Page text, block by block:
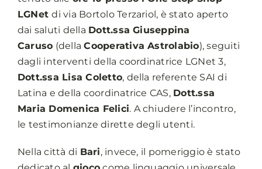
LGNetdi via Bortolo Terzariol, è stato aperto
dai saluti della Dott.ssa Giuseppina
Caruso (dellaCooperativa Astrolabio), seguiti
dagli interventi della coordinatrice LGNet 3,
Dott.ssa Lisa Coletto, della referente SAI di
Latina e della coordinatrice CAS, Dott.ssa
Maria Domenica Felici. A chiudere l’incontro,
le testimonianze dirette degli utenti.
Nella città di Bari, invece, il pomeriggio è stato